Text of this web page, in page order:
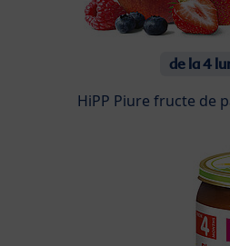
de la 4
HiPP Piure fructe de